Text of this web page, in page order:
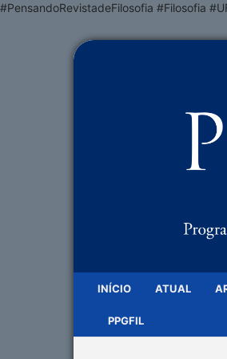
#PensandoRevistadeFilosofia #Filosofia
INÍCIO ATUAL
PPGFIL